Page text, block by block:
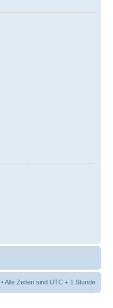
• Alle Zeiten sind UTC + 1 Stunde